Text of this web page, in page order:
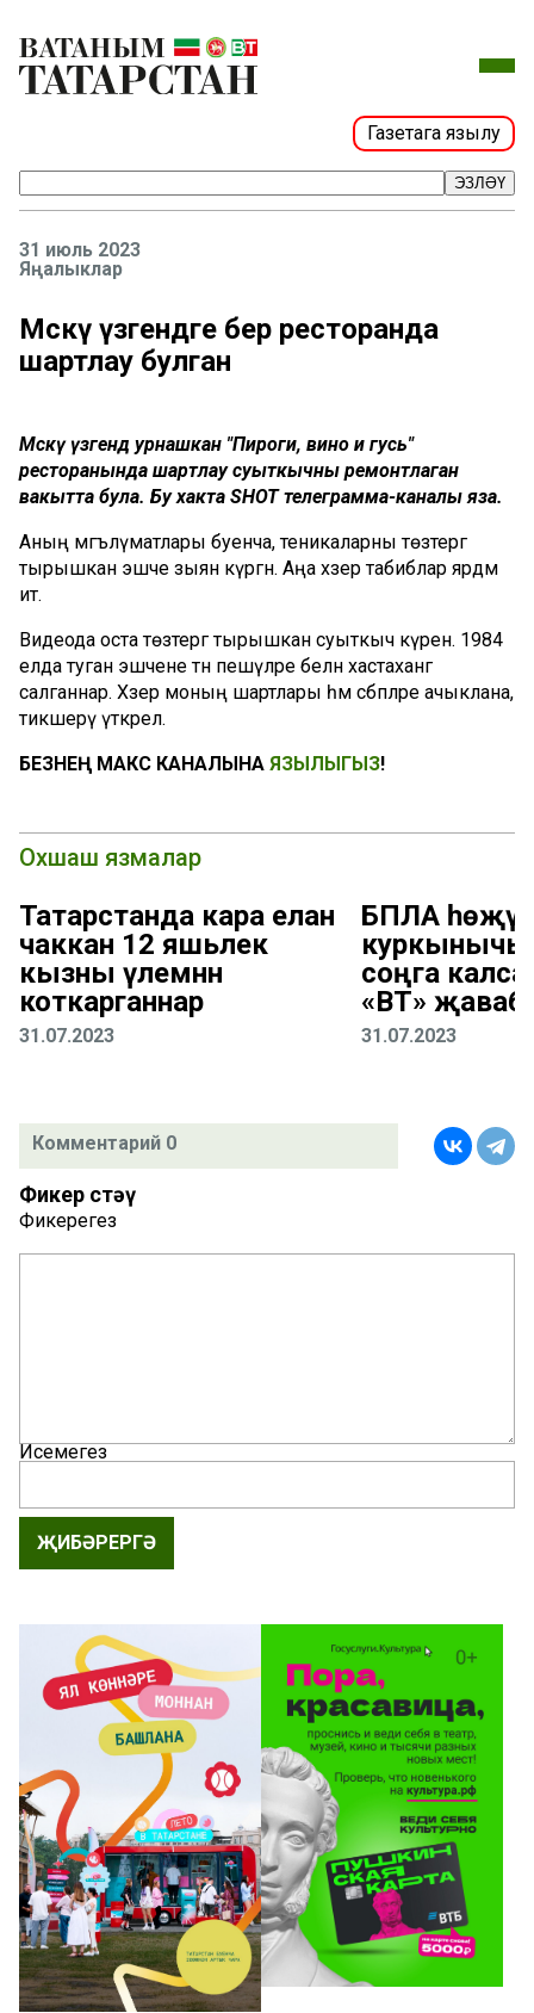
Газетага язылу
ЭЗЛӘҮ
31 июль 2023
Яңалыклар
Мәскәү үзәгендәге бер ресторанда
шартлау булган
Мәскәү үзәгендә урнашкан "Пироги, вино и гусь"
ресторанында шартлау суыткычны ремонтлаган
вакытта була. Бу хакта SHOT телеграмма-каналы яза.
Аның мәгълүматлары буенча, теникаларны төзәтергә
тырышкан эшче зыян күргән. Аңа хәзер табиблар ярдәм
итә.
Видеода оста төзәтергә тырышкан суыткыч күренә. 1984
елда туган эшчене тән пешүләре белән хастаханәгә
салганнар. Хәзер моның шартлары һәм сәбәпләре ачыклана,
тикшерү үткәрелә.
БЕЗНЕҢ МАКС КАНАЛЫНА ЯЗЫЛЫГЫЗ!
Охшаш язмалар
Татарстанда кара елан
чаккан 12 яшьлек
кызны үлемнән
коткарганнар
31.07.2023
БПЛА
куркынычы
соңга
«ВТ»
31.07.2023
Комментарий 0
Фикер өстәү
Фикерегез
Исемегез
ҖИБӘРЕРГӘ